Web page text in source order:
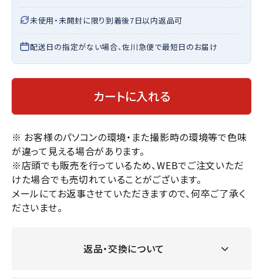
未使用・未開封に限り到着後7日以内返品可
配送日の指定がない場合、佐川急便で最短日のお届け
カートに入れる
※ お客様のパソコンの環境・また撮影時の環境等で色味
が違って見える場合があります。
※店頭でも販売を行っているため、WEBでご注文いただ
けた場合でも売切れていることがございます。
メールにてお返事させていただきますので、何卒ご了承く
ださいませ。
返品・交換について